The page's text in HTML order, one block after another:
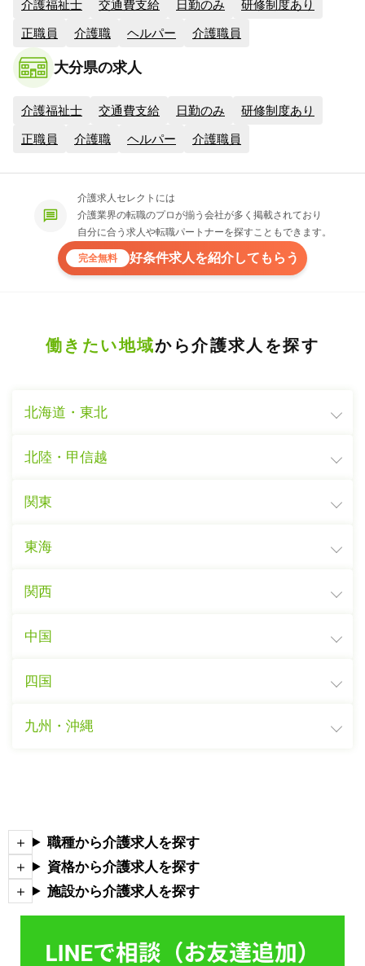
介護福祉士 交通費支給 日勤のみ 研修制度あり
正職員 介護職 ヘルパー 介護職員
大分県の求人
介護福祉士 交通費支給 日勤のみ 研修制度あり
正職員 介護職 ヘルパー 介護職員
介護求人セレクトには
介護業界の転職のプロが揃う会社が多く掲載されており
自分に合う求人や転職パートナーを探すこともできます。
完全無料 好条件求人を紹介してもらう
働きたい地域から介護求人を探す
北海道・東北
北陸・甲信越
関東
東海
関西
中国
四国
九州・沖縄
職種から介護求人を探す
資格から介護求人を探す
施設から介護求人を探す